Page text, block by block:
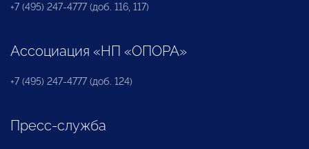
+7 (495) 247-4777 (доб. 116, 117)
Ассоциация «НП «ОПОРА»
+7 (495) 247-4777 (доб. 124)
Пресс-служба